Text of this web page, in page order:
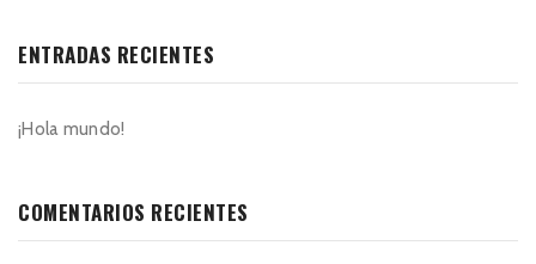
ENTRADAS RECIENTES
¡Hola mundo!
COMENTARIOS RECIENTES